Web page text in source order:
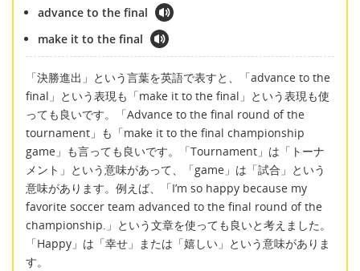
advance to the final
make it to the final
「決勝進出」という言葉を英語で表すと、「advance to the
final」という表現も「make it to the final」という表現も使
っても良いです。「Advance to the final round of the
tournament」も「make it to the final championship
game」も言っても良いです。「Tournament」は「トーナ
メント」という意味があって、「game」は「試合」という
意味があります。例えば、「I’m so happy because my
favorite soccer team advanced to the final round of the
championship.」という文章を使っても良いと考えました。
「Happy」は「幸せ」または「嬉しい」という意味がありま
す。